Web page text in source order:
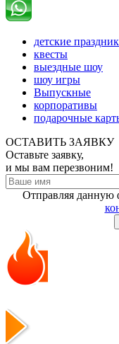
детские
квесты
выездные шоу
шоу игры
Выпускные
корпоративы
подарочные
ОСТАВИТЬ ЗАЯВКУ
Оставьте заявку,
и мы вам перезвоним!
Отправляя данную